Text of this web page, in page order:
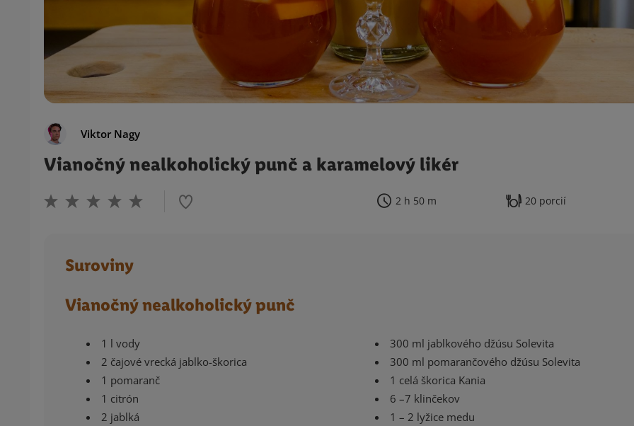
Viktor Nagy
Vianočný nealkoholický punč a karamelový likér
2 h 50 m 20 porcií
Suroviny
Vianočný nealkoholický punč
1 l vody
2 čajové vrecká jablko-škorica
1 pomaranč
1 citrón
2 jablká
300 ml jablkového džúsu Solevita
300 ml pomarančového džúsu Solevita
1 celá škorica Kania
6 –7 klinčekov
1 – 2 lyžice medu